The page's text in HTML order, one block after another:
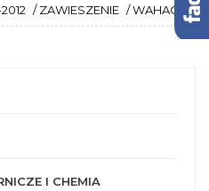
/ ZAWIESZENIE / WAHACZE
I CHEMIA